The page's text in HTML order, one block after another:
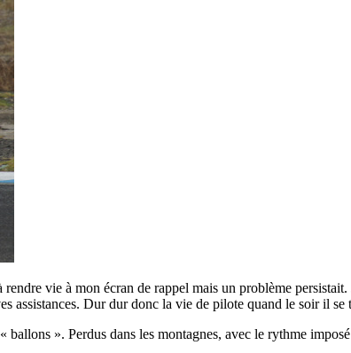
vie à mon écran de rappel mais un problème
assistances. Dur dur donc la vie de pilote quand le soir il se
». Perdus dans les montagnes, avec le rythme